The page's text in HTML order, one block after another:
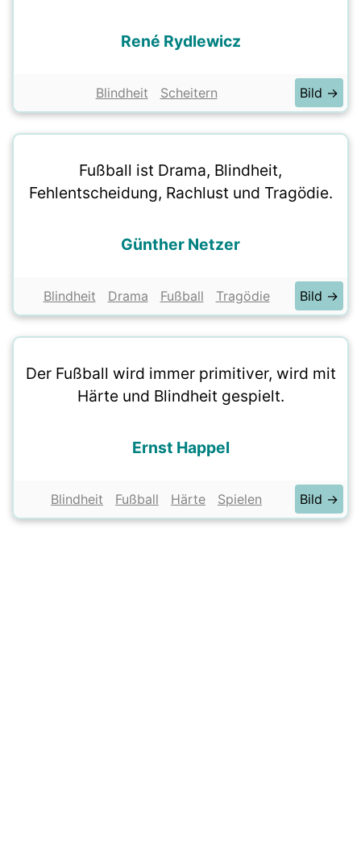
René Rydlewicz
Blindheit Scheitern Bild →
Fußball ist Drama, Blindheit,
Fehlentscheidung, Rachlust und Tragödie.
Günther Netzer
Blindheit Drama Fußball Tragödie Bild →
Der Fußball wird immer primitiver, wird mit
Härte und Blindheit gespielt.
Ernst Happel
Blindheit Fußball Härte Spielen Bild →